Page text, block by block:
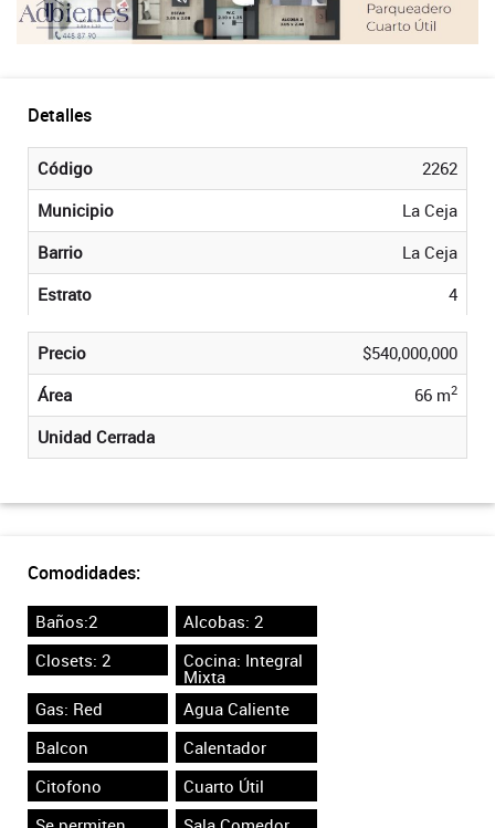
Detalles
Código
2262
Municipio
La Ceja
Barrio
La Ceja
Estrato
4
Precio
$540,000,000
Área
66 m2
Unidad Cerrada
Comodidades:
Baños:2
Alcobas: 2
Closets: 2
Cocina: Integral
Mixta
Gas: Red
Agua Caliente
Balcon
Calentador
Citofono
Cuarto Útil